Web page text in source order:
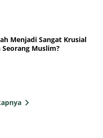
Menjadi Sangat Krusial
Muslim?